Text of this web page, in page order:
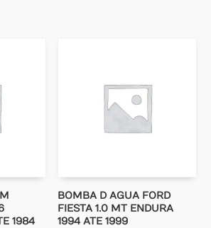
1984
BOMBA D AGUA FORD
FIESTA 1.0 MT ENDURA
1994 ATE 1999